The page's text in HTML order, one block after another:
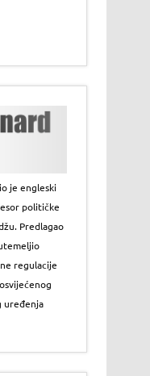
je engleski
političke
Predlagao
regulacije
uređenja